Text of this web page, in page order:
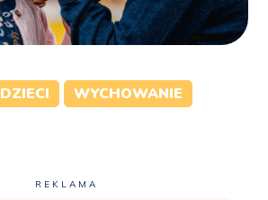
DZIECI WYCHOWANIE
REKLAMA